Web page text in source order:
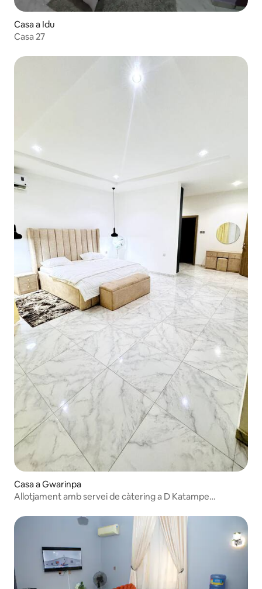
Casa a Idu
Casa 27
Casa a Gwarinpa
Allotjament amb servei de càtering a D Katampe